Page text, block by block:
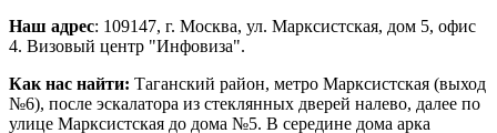
Наш адрес: 109147, г. Москва, ул. Марксистская, дом 5, офис
4. Визовый центр "Инфовиза".
Как нас найти: Таганский район, метро Марксистская (выход
№6), после эскалатора из стеклянных дверей налево, далее по
улице Марксистская до дома №5. В середине дома арка